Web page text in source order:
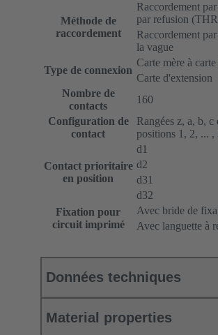
Méthode de
raccordement
Raccordement
par refusion
Raccordement
la vague
Type de connexion
Carte mère à
Carte d'extension
Nombre de
contacts
160
Configuration de
contact
Rangées z, a, b, c
positions 1, 2, ... ,
Contact prioritaire
en position
d1
d2
d31
d32
Fixation pour
circuit imprimé
Avec bride de
Avec languette à
Données techniques
Material properties